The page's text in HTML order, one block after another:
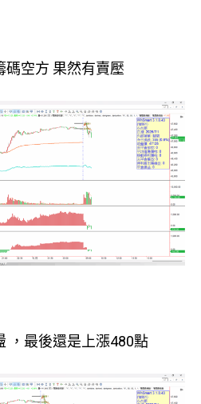
碼空方 果然有賣壓
，最後還是上漲480點